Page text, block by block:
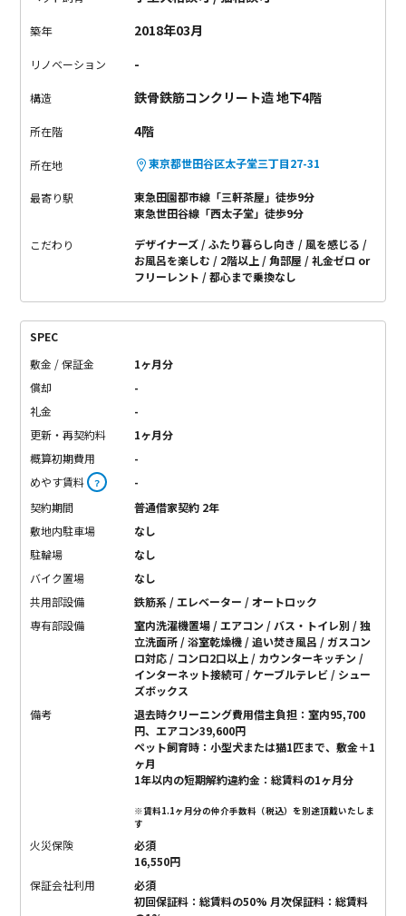
築年 2018年03月
リノベーション -
構造 鉄骨鉄筋コンクリート造 地下4階
所在階 4階
所在地 東京都世田谷区太子堂三丁目27-31
最寄り駅
東急田園都市線「三軒茶屋」徒歩9分
東急世田谷線「西太子堂」徒歩9分
こだわり デザイナーズ ふたり暮らし向き
風を感じる
お風呂を楽しむ
2階以上 角部屋
礼金ゼロ or
フリーレント
都心まで乗換なし
SPEC
敷金 / 保証金
1ヶ月分
償却
-
礼金
-
更新・再契約料
1ヶ月分
概算初期費用
-
めやす賃料 ？
-
契約期間
普通借家契約 2年
敷地内駐車場
なし
駐輪場
なし
バイク置場
なし
共用部設備
鉄筋系 / エレベーター / オートロック
専有部設備
室内洗濯機置場 / エアコン / バス・トイレ別 / 独
立洗面所 / 浴室乾燥機 / 追い焚き風呂 / ガスコン
ロ対応 / コンロ2口以上 / カウンターキッチン /
インターネット接続可 / ケーブルテレビ / シュー
ズボックス
備考
退去時クリーニング費用借主負担：室内95,700
円、エアコン39,600円
ペット飼育時：小型犬または猫1匹まで、敷金＋1
ヶ月
1年以内の短期解約違約金：総賃料の1ヶ月分
※賃料1.1ヶ月分の仲介手数料（税込）を別途頂戴いたしま
す
火災保険
必須
16,550円
保証会社利用
必須
初回保証料：総賃料の50% 月次保証料：総賃料